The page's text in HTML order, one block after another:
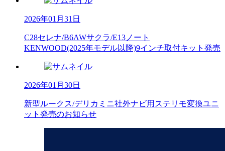
2026年01月31日
C28セレナ/B6AWサクラ/E13ノート
KENWOOD(2025年モデル以降)9インチ取付キット発売
2026年01月30日
新型ルークス/デリカミニ社外ナビ用ステリモ変換ユニ
ット発売のお知らせ